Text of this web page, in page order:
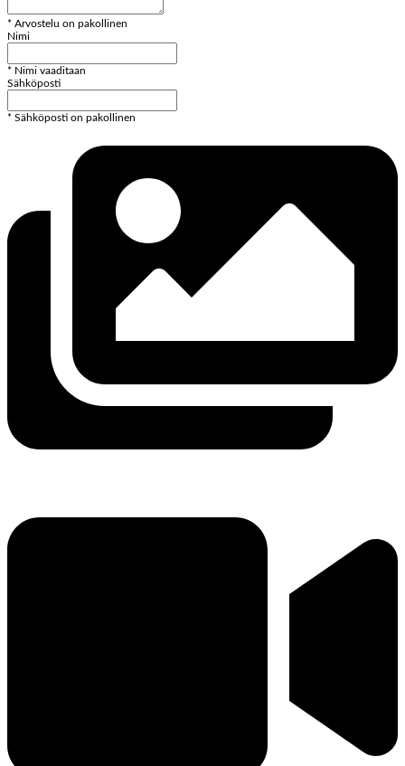
* Arvostelu on pakollinen
Nimi
* Nimi vaaditaan
Sähköposti
* Sähköposti on pakollinen